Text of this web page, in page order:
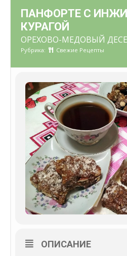
ПАНФОРТЕ С
КУРАГОЙ
ОРЕХОВО-МЕДОВЫЙ
Рубрика: Свежие Рецепты
ОПИСАНИЕ